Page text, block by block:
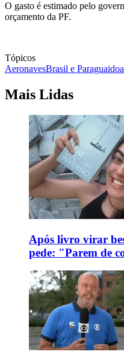
O gasto é estimado pelo
orçamento da PF.
Tópicos
AeronavesBrasil e Paraguai
Mais Lidas
Após livro virar
pede: "Parem de